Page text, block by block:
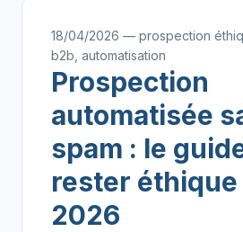
18/04/2026 — prospection
b2b, automatisation
Prospection
automatisée
spam : le
rester éthique
2026